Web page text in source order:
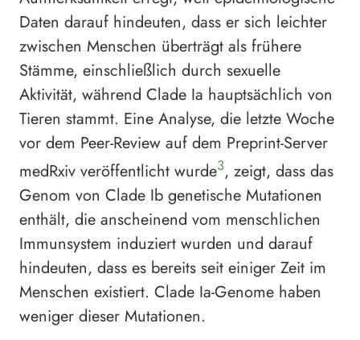
Daten darauf hindeuten, dass er sich leichter
zwischen Menschen überträgt als frühere
Stämme, einschließlich durch sexuelle
Aktivität, während Clade Ia hauptsächlich von
Tieren stammt. Eine Analyse, die letzte Woche
vor dem Peer-Review auf dem Preprint-Server
medRxiv veröffentlicht wurde3, zeigt, dass das
Genom von Clade Ib genetische Mutationen
enthält, die anscheinend vom menschlichen
Immunsystem induziert wurden und darauf
hindeuten, dass es bereits seit einiger Zeit im
Menschen existiert. Clade Ia-Genome haben
weniger dieser Mutationen.